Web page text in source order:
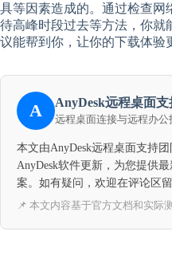
具等因素造成的。通过检查网
待高峰时段过去等方法，你就
议能帮到你，让你的下载体验
A AnyDesk远程桌面支
远程桌面连接与远程办公
本文由AnyDesk远程桌面支持
AnyDesk软件更新，为您提供
案。如有疑问，欢迎在评论区留
📌 本文内容基于官方文档和实际